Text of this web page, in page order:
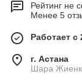
Рейтинг не
Менее 5
Работает с
г. Астана
Шара